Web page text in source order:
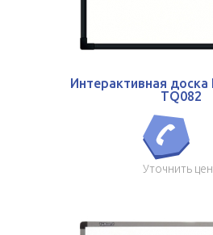
Интерактивная доска
TQ082
Уточнить